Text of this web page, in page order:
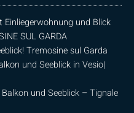
und Blick
SUL GARDA
Tremosine sul Garda
und Seeblick in Vesio|
und Seeblick – Tignale